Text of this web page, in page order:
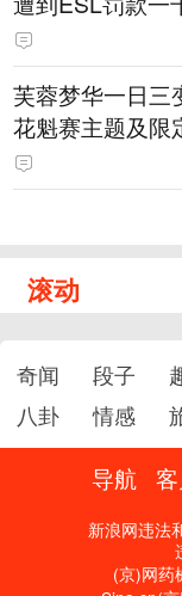
芙蓉梦华一日三
花魁赛主题及限
滚动
奇闻 段子
八卦
情感
导航
新浪网违法
(京)网药